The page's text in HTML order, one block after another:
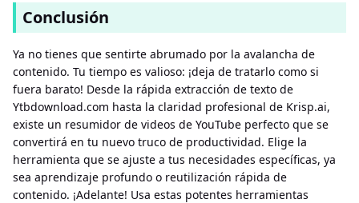
Conclusión
Ya no tienes que sentirte abrumado por la avalancha de
contenido. Tu tiempo es valioso: ¡deja de tratarlo como si
fuera barato! Desde la rápida extracción de texto de
Ytbdownload.com hasta la claridad profesional de Krisp.ai,
existe un resumidor de videos de YouTube perfecto que se
convertirá en tu nuevo truco de productividad. Elige la
herramienta que se ajuste a tus necesidades específicas, ya
sea aprendizaje profundo o reutilización rápida de
contenido. ¡Adelante! Usa estas potentes herramientas